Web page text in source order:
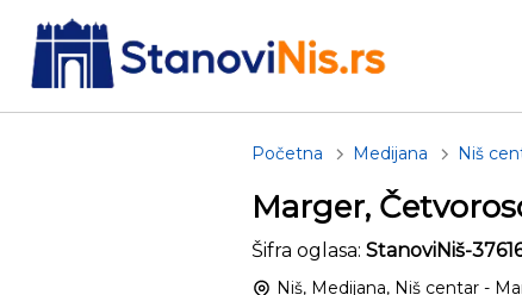
Početna Medijana Niš
Marger,
Šifra oglasa: StanoviNiš-
Niš, Medijana, Niš centar -